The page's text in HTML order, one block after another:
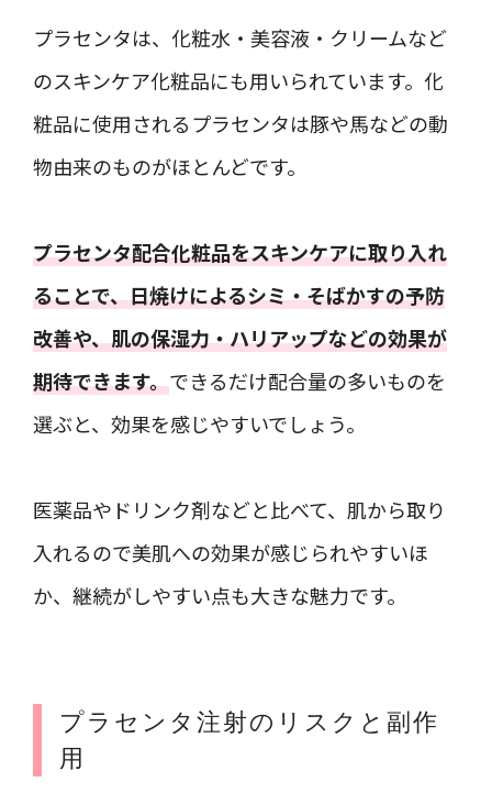
プラセンタは、化粧水・美容液・クリームなど
のスキンケア化粧品にも用いられています。化
粧品に使用されるプラセンタは豚や馬などの動
物由来のものがほとんどです。
プラセンタ配合化粧品をスキンケアに取り入れ
ることで、日焼けによるシミ・そばかすの予防
改善や、肌の保湿力・ハリアップなどの効果が
期待できます。できるだけ配合量の多いものを
選ぶと、効果を感じやすいでしょう。
医薬品やドリンク剤などと比べて、肌から取り
入れるので美肌への効果が感じられやすいほ
か、継続がしやすい点も大きな魅力です。
プラセンタ注射のリスクと副作
用